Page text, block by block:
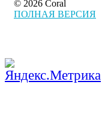
© 2026 Coral
ПОЛНАЯ ВЕРСИЯ